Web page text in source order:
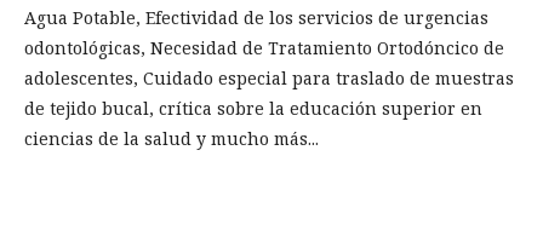
Agua Potable, Efectividad de los servicios de urgencias
odontológicas, Necesidad de Tratamiento Ortodóncico de
adolescentes, Cuidado especial para traslado de muestras
de tejido bucal, crítica sobre la educación superior en
ciencias de la salud y mucho más...